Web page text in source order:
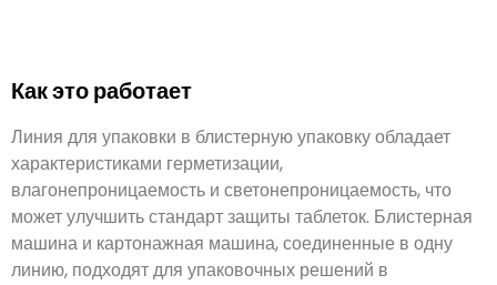
Линия для упаковки в блистерную упаковку обладает
характеристиками герметизации,
влагонепроницаемость и светонепроницаемость, что
может улучшить стандарт защиты таблеток. Блистерная
машина и картонажная машина, соединенные в одну
линию, подходят для упаковочных решений в
фармацевтической, медицинской, медицинской,
пищевой и других отраслях промышленности.